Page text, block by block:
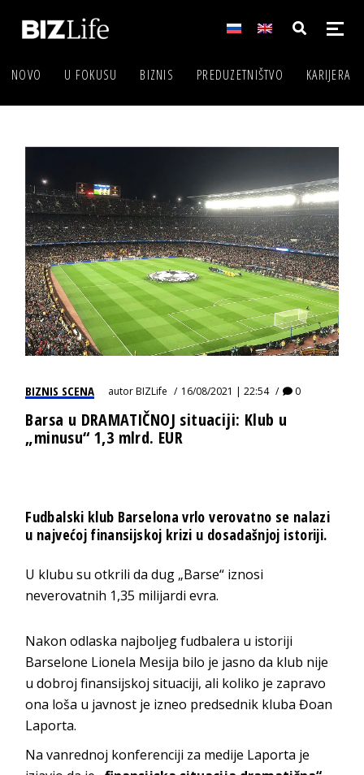
NOVO U FOKUSU BIZNIS PREDUZETNIŠTVO KARIJERA
BIZNIS SCENA autorBIZLife 16/08/2021 | 22:54 0
Barsa u DRAMATIČNOJ situaciji: Klub u
„minusu“ 1,3 mlrd. EUR
Fudbalski klub Barselona vrlo verovatno se nalazi
u najvećoj finansijskoj krizi u dosadašnjoj istoriji.
U klubu su otkrili da dug „Barse“ iznosi
neverovatnih 1,35 milijardi evra.
Nakon odlaska najboljeg fudbalera u istoriji
Barselone Lionela Mesija bilo je jasno da klub nije
u dobroj finansijskoj situaciji, ali koliko je zapravo
ona loša u javnost je izneo predsednik kluba Đoan
Laporta.
Na vanrednoj konferenciji za medije Laporta je